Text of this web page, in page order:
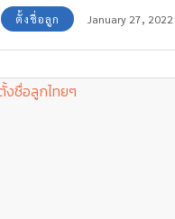
ตั้งชื่อลูก January 27, 2022